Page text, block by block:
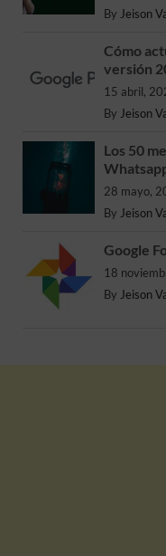
By Jeison
Cómo
versión
15 abril,
By Jeison
Los 50
28 mayo,
By Jeison
Google
18
By Jeison